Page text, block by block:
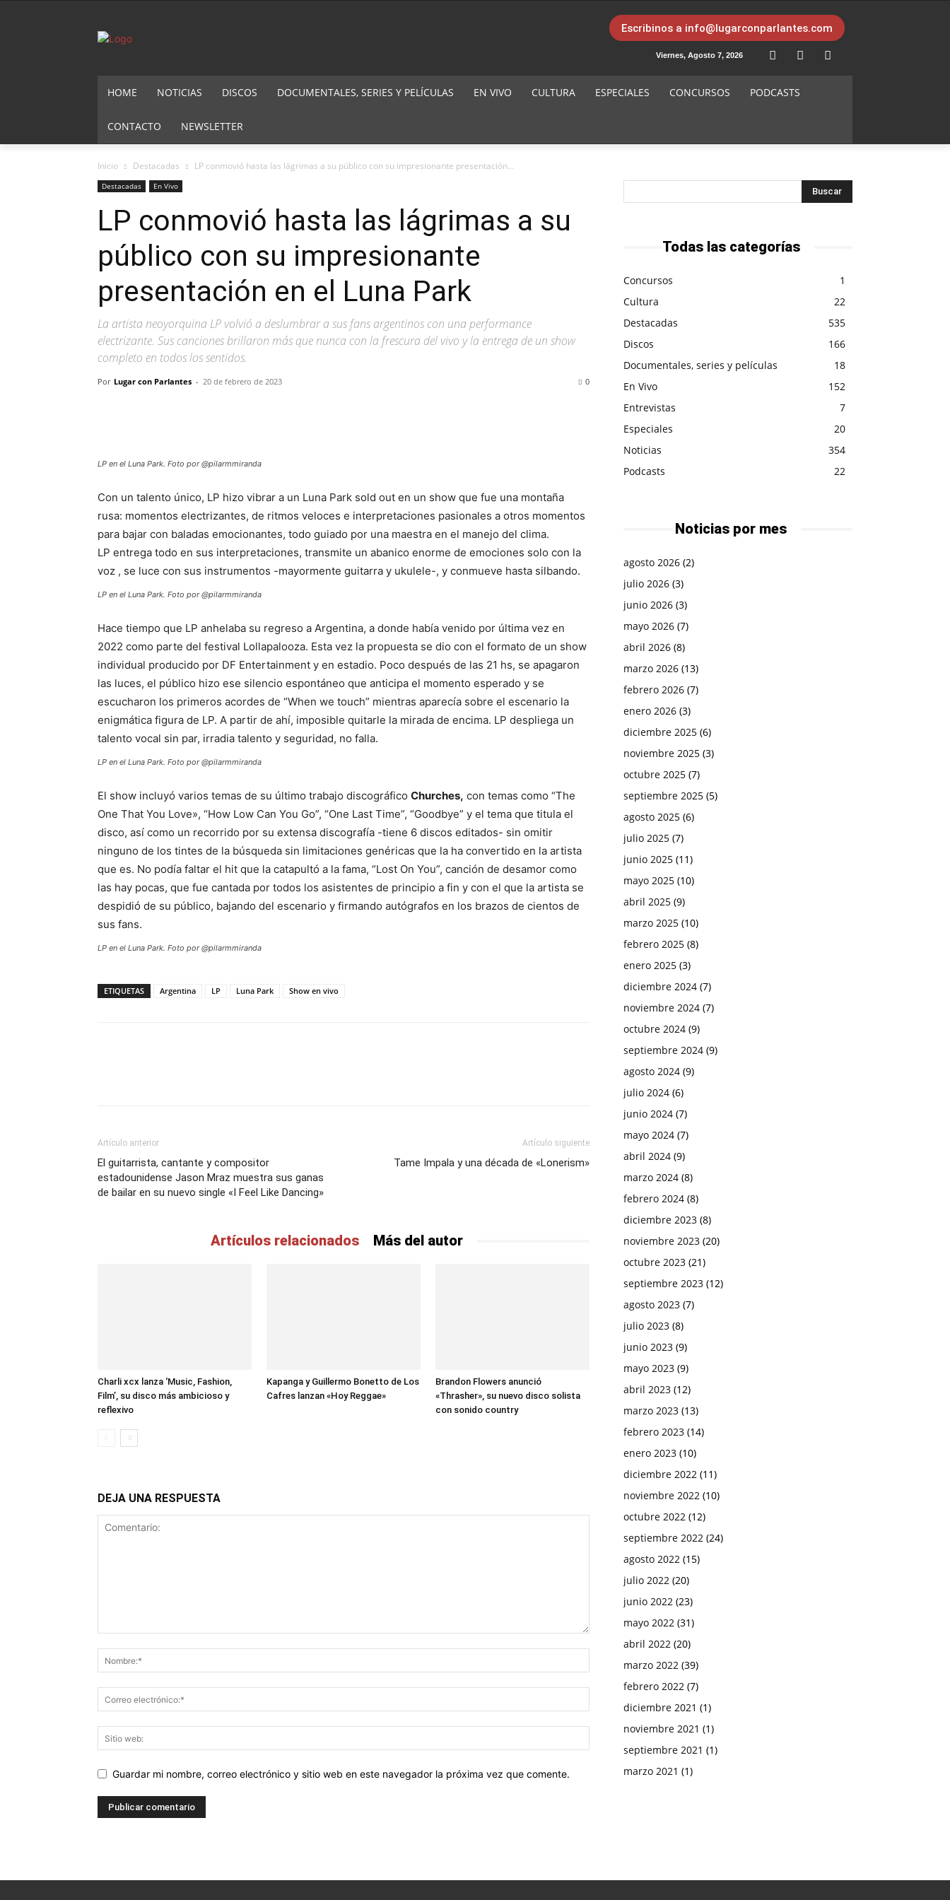
Escribinos a info@lugarconparlantes.com
Viernes, Agosto 7, 2026
HOME NOTICIAS DISCOS DOCUMENTALES, SERIES Y PELÍCULAS EN VIVO CULTURA ESPECIALES CONCURSOS PODCASTS
CONTACTO NEWSLETTER
Inicio Destacadas LP conmovió hasta las lágrimas a su público con su impresionante presentación...
Destacadas En Vivo
LP conmovió hasta las lágrimas a su
público con su impresionante
presentación en el Luna Park
La artista neoyorquina LP volvió a deslumbrar a sus fans argentinos con una performance
electrizante. Sus canciones brillaron más que nunca con la frescura del vivo y la entrega de un show
completo en todos los sentidos.
Por Lugar con Parlantes - 20 de febrero de 2023 0
LP en el Luna Park. Foto por @pilarmmiranda
Con un talento único, LP hizo vibrar a un Luna Park sold out en un show que fue una montaña
rusa: momentos electrizantes, de ritmos veloces e interpretaciones pasionales a otros momentos
para bajar con baladas emocionantes, todo guiado por una maestra en el manejo del clima.
LP entrega todo en sus interpretaciones, transmite un abanico enorme de emociones solo con la
voz , se luce con sus instrumentos -mayormente guitarra y ukulele-, y conmueve hasta silbando.
LP en el Luna Park. Foto por @pilarmmiranda
Hace tiempo que LP anhelaba su regreso a Argentina, a donde había venido por última vez en
2022 como parte del festival Lollapalooza. Esta vez la propuesta se dio con el formato de un show
individual producido por DF Entertainment y en estadio. Poco después de las 21 hs, se apagaron
las luces, el público hizo ese silencio espontáneo que anticipa el momento esperado y se
escucharon los primeros acordes de “When we touch” mientras aparecía sobre el escenario la
enigmática figura de LP. A partir de ahí, imposible quitarle la mirada de encima. LP despliega un
talento vocal sin par, irradia talento y seguridad, no falla.
LP en el Luna Park. Foto por @pilarmmiranda
El show incluyó varios temas de su último trabajo discográfico Churches, con temas como “The
One That You Love», “How Low Can You Go”, “One Last Time”, “Goodbye” y el tema que titula el
disco, así como un recorrido por su extensa discografía -tiene 6 discos editados- sin omitir
ninguno de los tintes de la búsqueda sin limitaciones genéricas que la ha convertido en la artista
que es. No podía faltar el hit que la catapultó a la fama, “Lost On You”, canción de desamor como
las hay pocas, que fue cantada por todos los asistentes de principio a fin y con el que la artista se
despidió de su público, bajando del escenario y firmando autógrafos en los brazos de cientos de
sus fans.
LP en el Luna Park. Foto por @pilarmmiranda
ETIQUETAS Argentina LP Luna Park Show en vivo
Artículo anterior
El guitarrista, cantante y compositor
estadounidense Jason Mraz muestra sus ganas
de bailar en su nuevo single «I Feel Like Dancing»
Artículo siguiente
Tame Impala y una década de «Lonerism»
Artículos relacionados Más del autor
Charli xcx lanza ‘Music, Fashion,
Film’, su disco más ambicioso y
reflexivo
Kapanga y Guillermo Bonetto de Los
Cafres lanzan «Hoy Reggae»
Brandon Flowers anunció
«Thrasher», su nuevo disco solista
con sonido country
DEJA UNA RESPUESTA
Guardar mi nombre, correo electrónico y sitio web en este navegador la próxima vez que comente.
Todas las categorías
Concursos
1
Cultura
22
Destacadas
535
Discos
166
Documentales, series y películas
18
En Vivo
152
Entrevistas
7
Especiales
20
Noticias
354
Podcasts
22
Noticias por mes
agosto 2026 (2)
julio 2026 (3)
junio 2026 (3)
mayo 2026 (7)
abril 2026 (8)
marzo 2026 (13)
febrero 2026 (7)
enero 2026 (3)
diciembre 2025 (6)
noviembre 2025 (3)
octubre 2025 (7)
septiembre 2025 (5)
agosto 2025 (6)
julio 2025 (7)
junio 2025 (11)
mayo 2025 (10)
abril 2025 (9)
marzo 2025 (10)
febrero 2025 (8)
enero 2025 (3)
diciembre 2024 (7)
noviembre 2024 (7)
octubre 2024 (9)
septiembre 2024 (9)
agosto 2024 (9)
julio 2024 (6)
junio 2024 (7)
mayo 2024 (7)
abril 2024 (9)
marzo 2024 (8)
febrero 2024 (8)
diciembre 2023 (8)
noviembre 2023 (20)
octubre 2023 (21)
septiembre 2023 (12)
agosto 2023 (7)
julio 2023 (8)
junio 2023 (9)
mayo 2023 (9)
abril 2023 (12)
marzo 2023 (13)
febrero 2023 (14)
enero 2023 (10)
diciembre 2022 (11)
noviembre 2022 (10)
octubre 2022 (12)
septiembre 2022 (24)
agosto 2022 (15)
julio 2022 (20)
junio 2022 (23)
mayo 2022 (31)
abril 2022 (20)
marzo 2022 (39)
febrero 2022 (7)
diciembre 2021 (1)
noviembre 2021 (1)
septiembre 2021 (1)
marzo 2021 (1)